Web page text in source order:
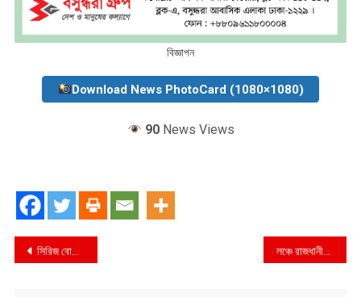
বিজ্ঞাপন
Download News PhotoCard (1080×1080)
90News Views
Post
সিরিজ বোমা বিস্ফোরণকারীরা এখনো তৎপর লঞ্চে রাজধানীমুখী যাত্রীদের ভিড়